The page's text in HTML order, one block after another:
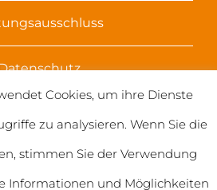
Cookies, um ihre Dienste
zu analysieren. Wenn Sie die
stimmen Sie der Verwendung
Informationen und Möglichkeiten